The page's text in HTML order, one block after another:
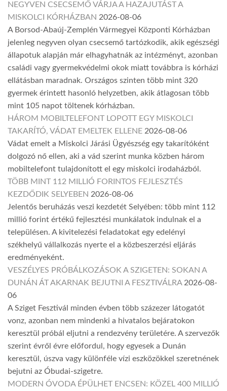
NEGYVEN CSECSEMŐ VÁRJA A HAZAJUTÁST A
MISKOLCI KÓRHÁZBAN 2026-08-06
A Borsod-Abaúj-Zemplén Vármegyei Központi Kórházban
jelenleg negyven olyan csecsemő tartózkodik, akik egészségi
állapotuk alapján már elhagyhatnák az intézményt, azonban
családi vagy gyermekvédelmi okok miatt továbbra is kórházi
ellátásban maradnak. Országos szinten több mint 320
gyermek érintett hasonló helyzetben, akik átlagosan több
mint 105 napot töltenek kórházban.
HÁROM MOBILTELEFONT LOPOTT EGY MISKOLCI
TAKARÍTÓ, VÁDAT EMELTEK ELLENE 2026-08-06
Vádat emelt a Miskolci Járási Ügyészség egy takarítóként
dolgozó nő ellen, aki a vád szerint munka közben három
mobiltelefont tulajdonított el egy miskolci irodaházból.
TÖBB MINT 112 MILLIÓ FORINTOS FEJLESZTÉS
KEZDŐDIK SELYEBEN 2026-08-06
Jelentős beruházás veszi kezdetét Selyében: több mint 112
millió forint értékű fejlesztési munkálatok indulnak el a
településen. A kivitelezési feladatokat egy edelényi
székhelyű vállalkozás nyerte el a közbeszerzési eljárás
eredményeként.
VESZÉLYES PRÓBÁLKOZÁSOK A SZIGETEN: SOKAN A
DUNÁN ÁT AKARNAK BEJUTNI A FESZTIVÁLRA 2026-08-
06
A Sziget Fesztivál minden évben több százezer látogatót
vonz, azonban nem mindenki a hivatalos bejáratokon
keresztül próbál eljutni a rendezvény területére. A szervezők
szerint évről évre előfordul, hogy egyesek a Dunán
keresztül, úszva vagy különféle vízi eszközökkel szeretnének
bejutni az Óbudai-szigetre.
MODERN ÓVODA ÉPÜLHET ENCSEN: KÖZEL 400 MILLIÓ